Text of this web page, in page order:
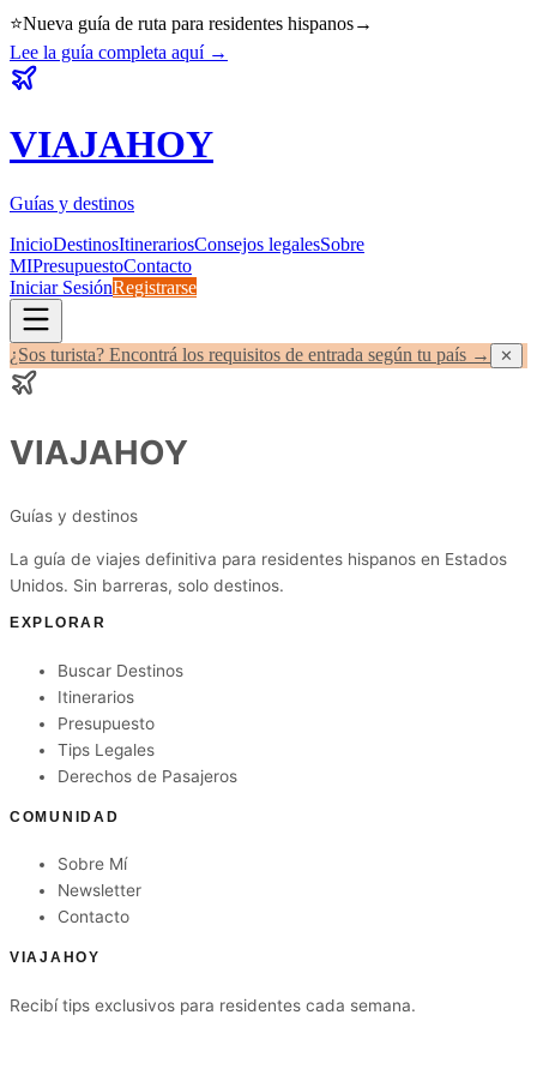
⭐Nueva guía de ruta para residentes hispanos→
Lee la guía completa aquí →
VIAJAHOY
Guías y destinos
InicioDestinosItinerariosConsejos legalesSobre
MIPresupuestoContacto
Iniciar SesiónRegistrarse
¿Sos turista? Encontrá los requisitos de entrada según tu país → ✕
VIAJAHOY
Guías y destinos
La guía de viajes definitiva para residentes hispanos en Estados
Unidos. Sin barreras, solo destinos.
EXPLORAR
Buscar Destinos
Itinerarios
Presupuesto
Tips Legales
Derechos de Pasajeros
COMUNIDAD
Sobre Mí
Newsletter
Contacto
VIAJAHOY
Recibí tips exclusivos para residentes cada semana.